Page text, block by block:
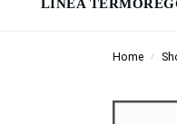
LINEA
Home /